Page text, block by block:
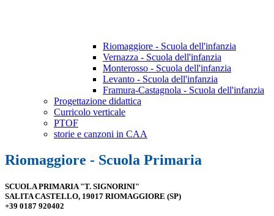
Riomaggiore - Scuola dell'infanzia
Vernazza - Scuola dell'infanzia
Monterosso - Scuola dell'infanzia
Levanto - Scuola dell'infanzia
Framura-Castagnola - Scuola dell'infanzia
Progettazione didattica
Curricolo verticale
PTOF
storie e canzoni in CAA
Riomaggiore - Scuola Primaria
SCUOLA PRIMARIA "T. SIGNORINI"
SALITA CASTELLO, 19017 RIOMAGGIORE (SP)
+39 0187 920402